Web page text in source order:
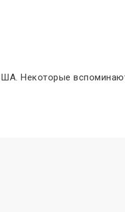
Некоторые